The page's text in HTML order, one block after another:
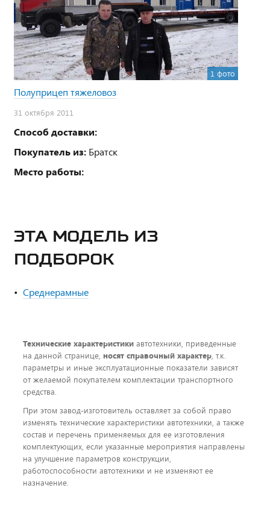
1 фото
Полуприцеп тяжеловоз
31 октября 2011
Способ доставки:
Покупатель из: Братск
Место работы:
ЭТА МОДЕЛЬ ИЗ
ПОДБОРОК
Среднерамные
Технические характеристики автотехники, приведенные
на данной странице, носят справочный характер, т.к.
параметры и иные эксплуатационные показатели зависят
от желаемой покупателем комплектации транспортного
средства.
При этом завод-изготовитель оставляет за собой право
изменять технические характеристики автотехники, а также
состав и перечень применяемых для ее изготовления
комплектующих, если указанные мероприятия направлены
на улучшение параметров конструкции,
работоспособности автотехники и не изменяют ее
назначение.